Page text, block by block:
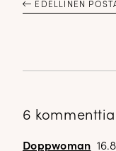
EDELLINEN
6 kommenttia
Doppwoman